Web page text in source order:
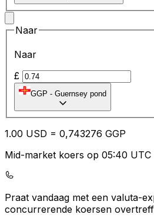
Naar
Naar
£
GGP - Guernsey pond
1.00 USD = 0,743276 GGP
Mid-market koers op 05:40 UTC
Praat vandaag met een valuta-
concurrerende koersen